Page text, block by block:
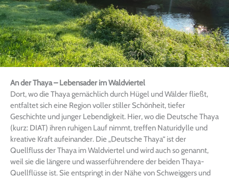
An der Thaya – Lebensader im Waldviertel
Dort, wo die Thaya gemächlich durch Hügel und Wälder fließt,
entfaltet sich eine Region voller stiller Schönheit, tiefer
Geschichte und junger Lebendigkeit. Hier, wo die Deutsche Thaya
(kurz: DIAT) ihren ruhigen Lauf nimmt, treffen Naturidylle und
kreative Kraft aufeinander. Die „Deutsche Thaya“ ist der
Quellfluss der Thaya im Waldviertel und wird auch so genannt,
weil sie die längere und wasserführendere der beiden Thaya-
Quellflüsse ist. Sie entspringt in der Nähe von Schweiggers und